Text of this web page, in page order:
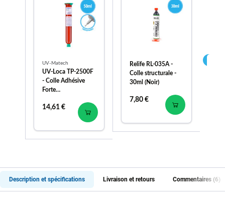
UV-Matech
UV-Loca TP-2500F
- Colle Adhésive
Forte
50ml
14,61 €
Relife RL-035A -
Colle structurale -
30ml (Noir)
7,80 €
Description et spécifications Livraison et retours Commentaires (6)